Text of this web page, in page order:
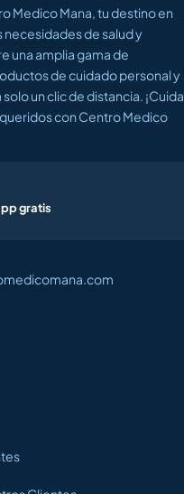
Medico Mana, tu destino en
necesidades de salud y
una amplia gama de
de cuidado personal y
un clic de distancia. ¡Cuida
con Centro Medico
gratis